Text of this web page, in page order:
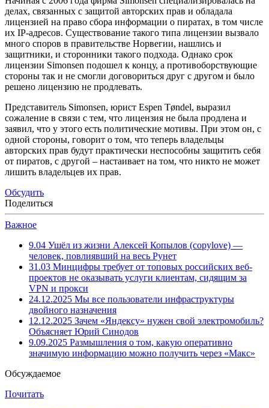
делах, связанных с защитой авторских прав и обладала
лицензией на право сбора информации о пиратах, в том числе
их IP-адресов. Существование такого типа лицензии вызвало
много споров в правительстве Норвегии, нашлись и
защитники, и сторонники такого подхода. Однако срок
лицензии Simonsen подошел к концу, а противоборствующие
стороны так и не смогли договориться друг с другом и было
решено лицензию не продлевать.
Представитель Simonsen, юрист Espen Tøndel, выразил
сожаление в связи с тем, что лицензия не была продлена и
заявил, что у этого есть политические мотивы. При этом он, с
одной стороны, говорит о том, что теперь владельцы
авторских прав будут практически неспособны защитить себя
от пиратов, с другой – настаивает на том, что никто не может
лишить владельцев их прав.
Обсудить
Поделиться
Важное
9.04 Ушёл из жизни Алексей Копылов (copylove) —
человек, повлиявший на весь Рунет
31.03 Минцифры требует от топовых российских веб-
проектов не оказывать услуги клиентам, сидящим за
VPN и прокси
24.12.2025 Мы все пользователи инфраструктуры
двойного назначения
12.12.2025 Зачем «Яндексу» нужен свой электромобиль?
Объясняет Юрий Синодов
9.09.2025 Размышления о том, какую оперативно
значимую информацию можно получить через «Макс»
Обсуждаемое
Почитать